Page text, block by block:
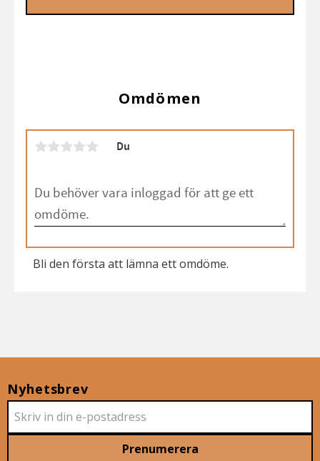
Omdömen
Du
Bli den första att lämna ett omdöme.
Nyhetsbrev
Prenumerera